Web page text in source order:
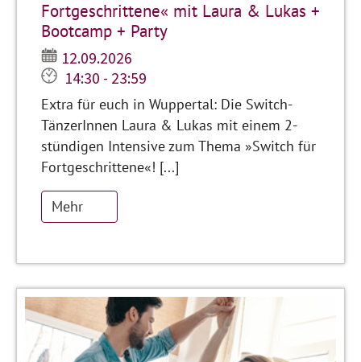
Fortgeschrittene« mit Laura & Lukas +
Bootcamp + Party
12.09.2026
14:30 - 23:59
Extra für euch in Wuppertal: Die Switch-
TänzerInnen Laura & Lukas mit einem 2-
stündigen Intensive zum Thema »Switch für
Fortgeschrittene«! [...]
Mehr